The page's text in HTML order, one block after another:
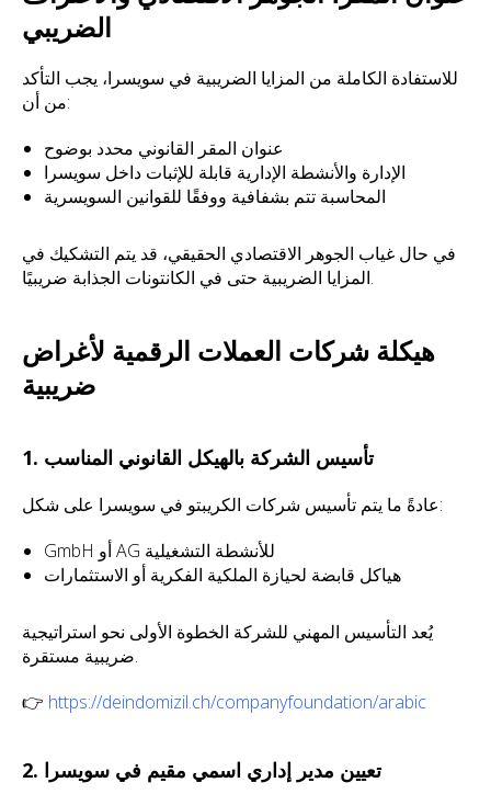
الضريبي
للاستفادة الكاملة من المزايا الضريبية في سويسرا، يجب التأكد
من أن:
عنوان المقر القانوني محدد بوضوح
الإدارة والأنشطة الإدارية قابلة للإثبات داخل سويسرا
المحاسبة تتم بشفافية ووفقًا للقوانين السويسرية
في حال غياب الجوهر الاقتصادي الحقيقي، قد يتم التشكيك في
المزايا الضريبية حتى في الكانتونات الجذابة ضريبيًا.
هيكلة شركات العملات الرقمية لأغراض
ضريبية
1. تأسيس الشركة بالهيكل القانوني المناسب
عادةً ما يتم تأسيس شركات الكريبتو في سويسرا على شكل:
GmbH أو AG للأنشطة التشغيلية
هياكل قابضة لحيازة الملكية الفكرية أو الاستثمارات
يُعد التأسيس المهني للشركة الخطوة الأولى نحو استراتيجية
ضريبية مستقرة.
👉 https://deindomizil.ch/companyfoundation/arabic
2. تعيين مدير إداري اسمي مقيم في سويسرا